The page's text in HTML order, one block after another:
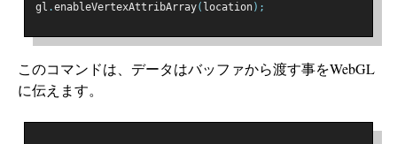
gl .enableVertexAttribArray( location);
このコマンドは、データはバッファから渡す事をWebGL
に伝えます。